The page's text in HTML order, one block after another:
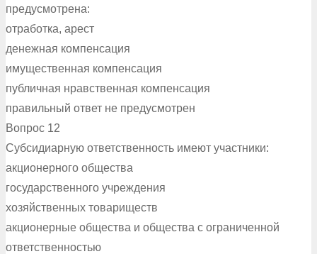
предусмотрена:
отработка, арест
денежная компенсация
имущественная компенсация
публичная нравственная компенсация
правильный ответ не предусмотрен
Вопрос 12
Субсидиарную ответственность имеют участники:
акционерного общества
государственного учреждения
хозяйственных товариществ
акционерные общества и общества с ограниченной
ответственностью